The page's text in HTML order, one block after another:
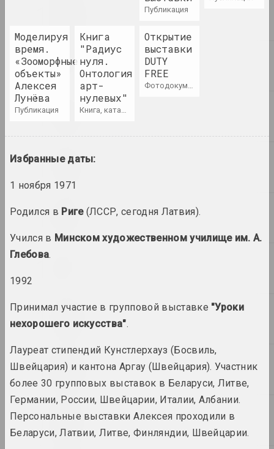
Статус, Антонина Стебур
публикация
Статус, Алла Савошевич
Голоса
публикация
Запретные вершины
альбом, книга
Статус, Алина Деревянко
публикация
Статус, Лизавета Михальчук
Спейс КХ
Статус, Елизавета Ковтяк
публикация
Моделируя
время.
«Зооморфные
объекты»
Алексея
Лунёва
публикация
Книга
"Радиус
нуля.
Онтология
арт-
нулевых"
книга, каталог
Открытие
выставки
DUTY
FREE
фотодокумент
Избранные даты:
1 ноября 1971
Родился в Риге (ЛССР, сегодня Латвия).
Учился в Минском художественном училище им. А.
Глебова.
1992
Принимал участие в групповой выставке "Уроки
нехорошего искусства".
Лауреат стипендий Кунстлерхауз (Босвиль,
Швейцария) и кантона Аргау (Швейцария). Участник
более 30 групповых выставок в Беларуси, Литве,
Германии, России, Швейцарии, Италии, Албании.
Персональные выставки Алексея проходили в
Беларуси, Латвии, Литве, Финляндии, Швейцарии.